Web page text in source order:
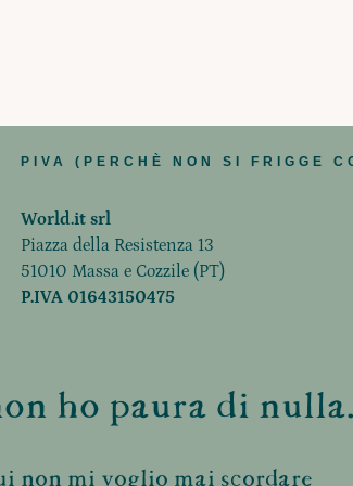
PIVA (PERCHÈ NON SI FRIGGE
World.it srl
Piazza della Resistenza 13
51010 Massa e Cozzile (PT)
P.IVA 01643150475
ho paura di
non mi voglio mai scordare